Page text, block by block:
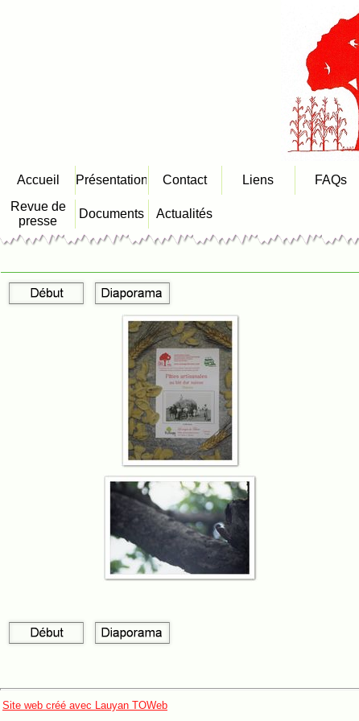
Accueil Présentation Contact Liens FAQs
Revue de
presse
Documents Actualités
Site web créé avec Lauyan TOWeb